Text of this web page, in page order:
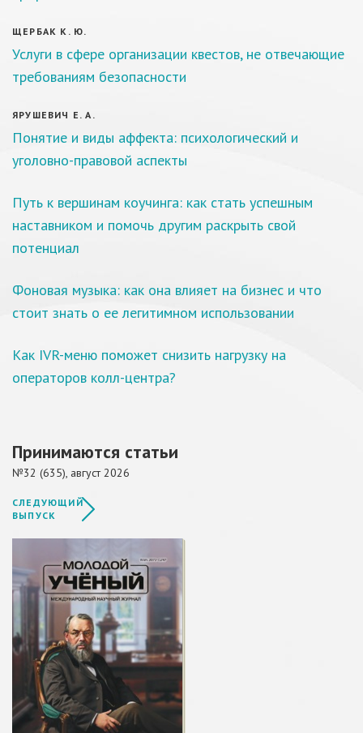
ЩЕРБАК К. Ю.
Услуги в сфере организации квестов, не отвечающие
требованиям безопасности
ЯРУШЕВИЧ Е. А.
Понятие и виды аффекта: психологический и
уголовно-правовой аспекты
Путь к вершинам коучинга: как стать успешным
наставником и помочь другим раскрыть свой
потенциал
Фоновая музыка: как она влияет на бизнес и что
стоит знать о ее легитимном использовании
Как IVR-меню поможет снизить нагрузку на
операторов колл-центра?
Принимаются статьи
№32 (635), август 2026
СЛЕДУЮЩИЙ
ВЫПУСК